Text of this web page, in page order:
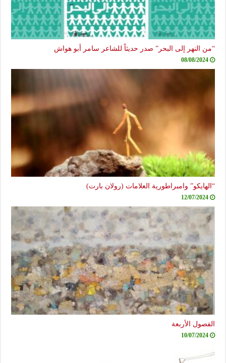
“من النهر إلى البحر” صدر حديثاً للشاعر سامر أبو هواش
08/08/2024
“الهايكو” وامبراطورية العلامات (رولان بارت)
12/07/2024
الفصول الأربعة
10/07/2024